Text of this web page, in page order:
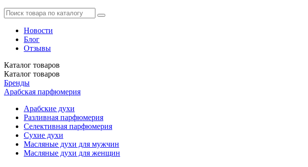
Новости
Блог
Отзывы
Каталог товаров
Каталог товаров
Бренды
Арабская парфюмерия
Арабские духи
Разливная парфюмерия
Селективная парфюмерия
Сухие духи
Масляные духи для мужчин
Масляные духи для женщин